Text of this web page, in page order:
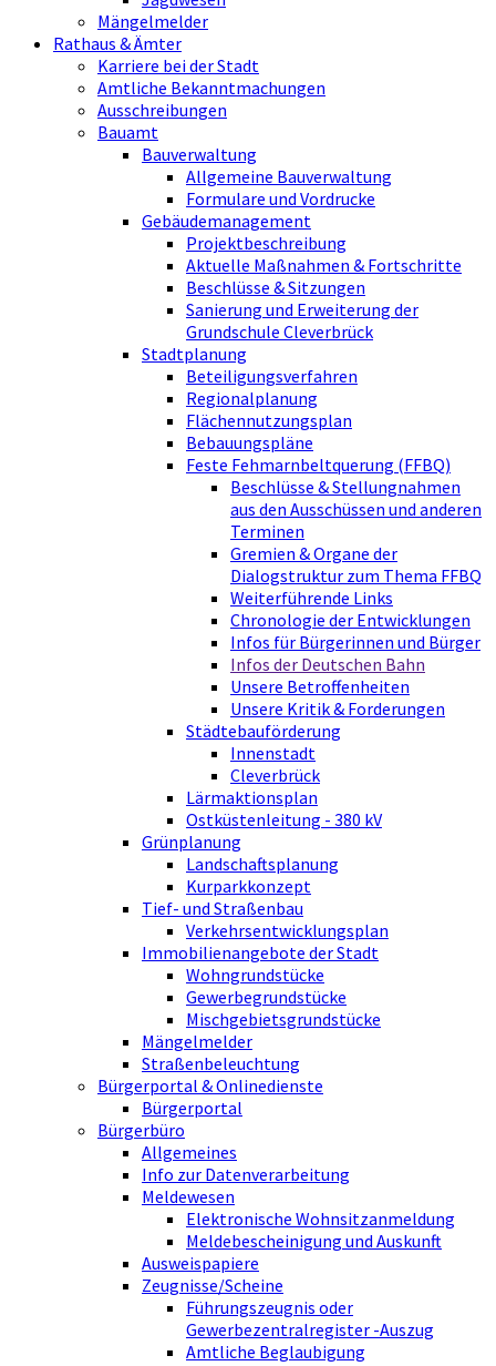
Mängelmelder
Rathaus & Ämter
Karriere bei der Stadt
Amtliche Bekanntmachungen
Ausschreibungen
Bauamt
Bauverwaltung
Allgemeine Bauverwaltung
Formulare und Vordrucke
Gebäudemanagement
Projektbeschreibung
Aktuelle Maßnahmen & Fortschritte
Beschlüsse & Sitzungen
Sanierung und Erweiterung der
Grundschule Cleverbrück
Stadtplanung
Beteiligungsverfahren
Regionalplanung
Flächennutzungsplan
Bebauungspläne
Feste Fehmarnbeltquerung (FFBQ)
Beschlüsse & Stellungnahmen
aus den Ausschüssen und anderen
Terminen
Gremien & Organe der
Dialogstruktur zum Thema FFBQ
Weiterführende Links
Chronologie der Entwicklungen
Infos für Bürgerinnen und Bürger
Infos der Deutschen Bahn
Unsere Betroffenheiten
Unsere Kritik & Forderungen
Städtebauförderung
Innenstadt
Cleverbrück
Lärmaktionsplan
Ostküstenleitung - 380 kV
Grünplanung
Landschaftsplanung
Kurparkkonzept
Tief- und Straßenbau
Verkehrsentwicklungsplan
Immobilienangebote der Stadt
Wohngrundstücke
Gewerbegrundstücke
Mischgebietsgrundstücke
Mängelmelder
Straßenbeleuchtung
Bürgerportal & Onlinedienste
Bürgerportal
Bürgerbüro
Allgemeines
Info zur Datenverarbeitung
Meldewesen
Elektronische Wohnsitzanmeldung
Meldebescheinigung und Auskunft
Ausweispapiere
Zeugnisse/Scheine
Führungszeugnis oder
Gewerbezentralregister -Auszug
Amtliche Beglaubigung